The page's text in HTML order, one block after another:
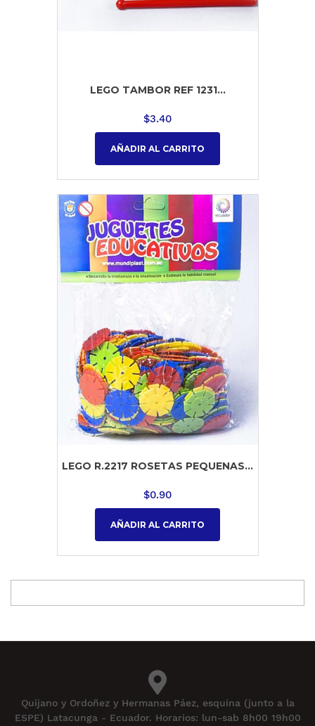
LEGO TAMBOR REF 1231...
$3.40
AÑADIR AL CARRITO
LEGO R.2217 ROSETAS PEQUENAS...
$0.90
AÑADIR AL CARRITO
Quijano y Ordoñez y Hermanas Páez, esquina (junto a la
ESPE) Latacunga - Ecuador. Horarios: lun-sab 8h00 19h00